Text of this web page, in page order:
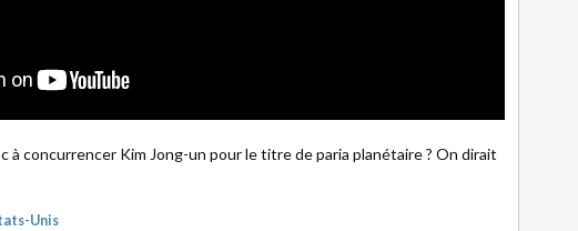
à concurrencer Kim Jong-un pour le titre de paria planétaire ? On dirait
Unis